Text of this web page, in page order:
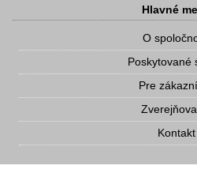
Hlavné
O
Poskytované
Pre
Kontakt